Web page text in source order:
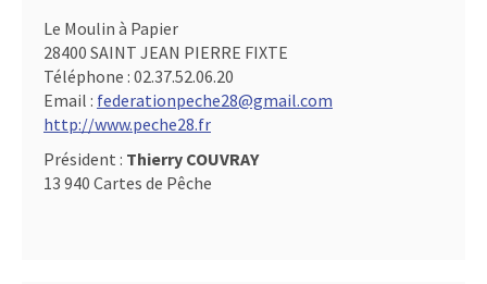
Le Moulin à Papier
28400 SAINT JEAN PIERRE FIXTE
Téléphone : 02.37.52.06.20
Email : federationpeche28@gmail.com
http://www.peche28.fr
Président : Thierry COUVRAY
13 940 Cartes de Pêche